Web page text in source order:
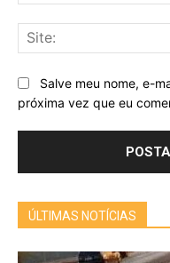
Salve meu nome, e-
próxima vez que eu
ÚLTIMAS NOTÍCIAS